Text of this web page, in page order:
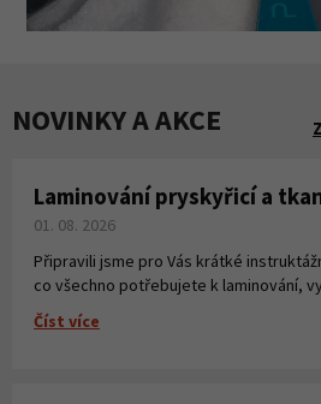
NOVINKY A AKCE
Laminování pryskyřicí a
01. 08. 2026
Připravili jsme pro Vás krátké
co všechno potřebujete k laminování,
Číst více